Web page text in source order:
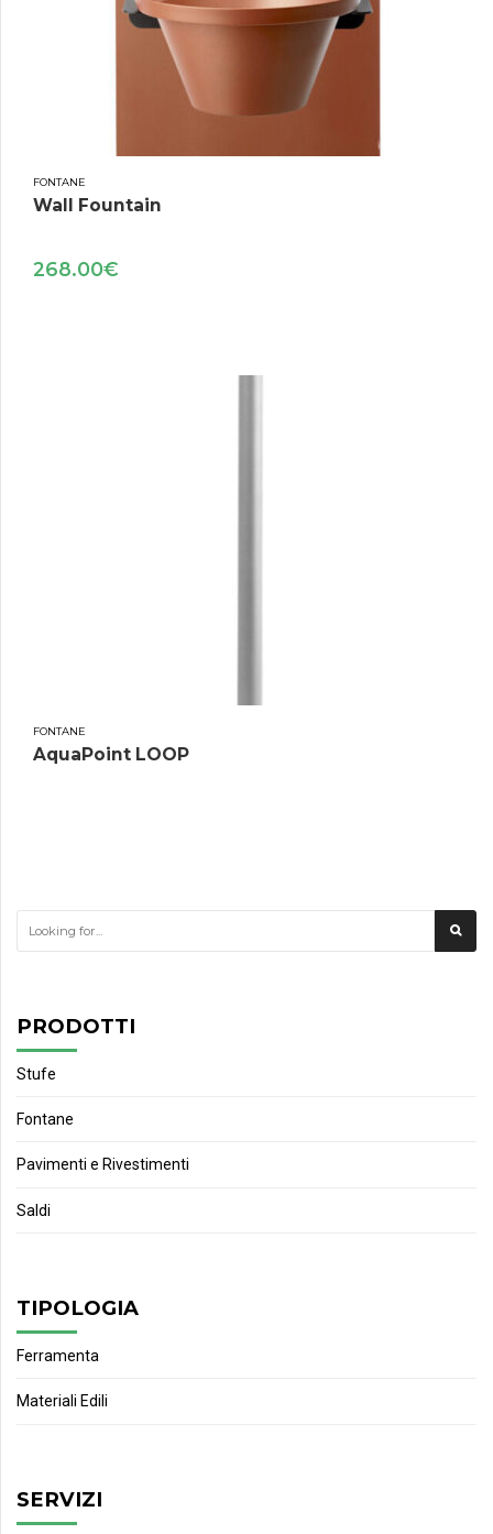
FONTANE
Wall Fountain
268.00€
FONTANE
AquaPoint LOOP
PRODOTTI
Stufe
Fontane
Pavimenti e Rivestimenti
Saldi
TIPOLOGIA
Ferramenta
Materiali Edili
SERVIZI